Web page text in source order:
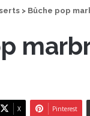
> Bûche pop
X Pinterest